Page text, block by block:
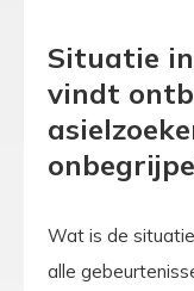
Situatie
vindt
Wat is de
alle